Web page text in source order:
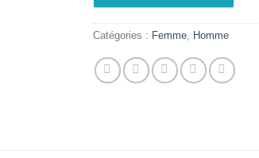
Catégories : Femme Homme